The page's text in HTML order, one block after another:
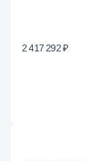
2 417 292 ₽